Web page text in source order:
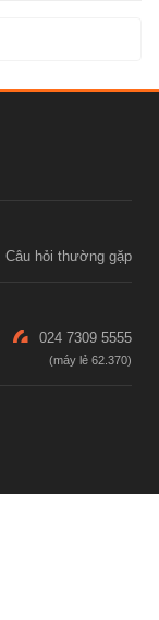
Câu hỏi thường gặp
024 7309 5555